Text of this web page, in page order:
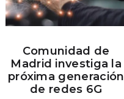
Comunidad de
Madrid investiga la
próxima generación
de redes 6G